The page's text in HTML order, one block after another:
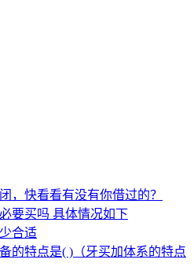
，快看看有没有你借过的？
要买吗 具体情况如下
合适
的特点是( )（牙买加体系的特点